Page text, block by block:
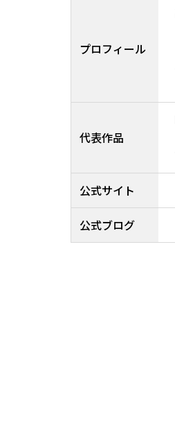
プロフィール
代表作品
公式サイト
公式ブログ